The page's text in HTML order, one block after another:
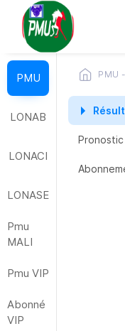
PMU
LONAB
LONACI
LONASE
Pmu
MALI
Pmu VIP
Abonné
VIP
PMU
Pronostic